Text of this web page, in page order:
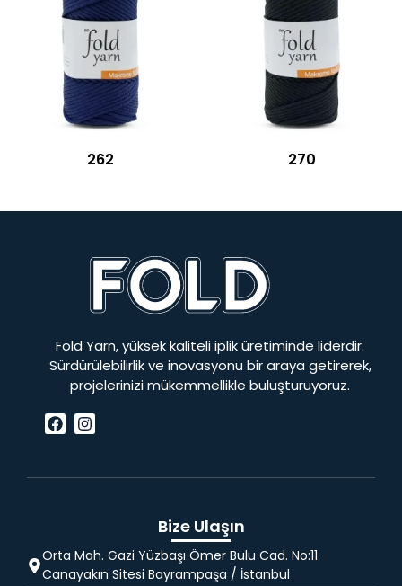
262 270
Fold Yarn, yüksek kaliteli iplik üretiminde liderdir.
Sürdürülebilirlik ve inovasyonu bir araya getirerek,
projelerinizi mükemmellikle buluşturuyoruz.
Bize Ulaşın
Orta Mah. Gazi Yüzbaşı Ömer Bulu Cad. No:11
Canayakın Sitesi Bayrampaşa / İstanbul